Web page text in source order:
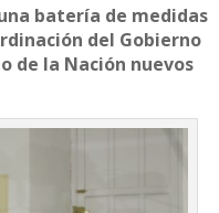
batería de medidas
del Gobierno
de la Nación nuevos